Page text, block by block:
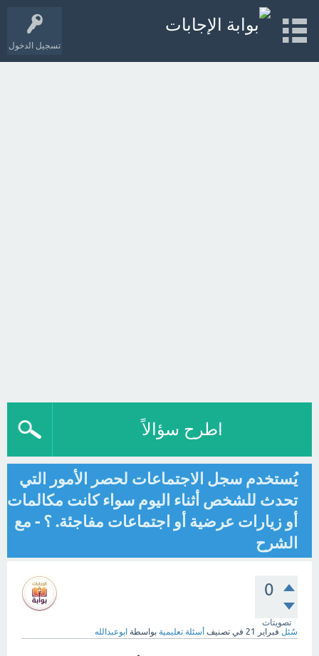
تسجيل الدخول
اطرح سؤالاً
يُستخدم سجل الاجتماعات لحصر الأمور التي
تحدث للشخص أثناء اليوم سواء كانت مكالمات
أو زيارات عرضية أو اجتماعات مفاجئة. ؟ - مع
الشرح
0
تصويتات
سُئل فبراير 21 في تصنيف أسئلة تعليمية بواسطة ابوعبدالله